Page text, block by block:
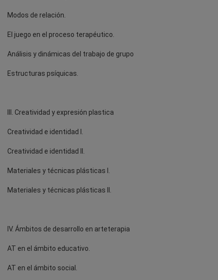
Modos de relación.
El juego en el proceso terapéutico.
Análisis y dinámicas del trabajo de grupo
Estructuras psíquicas.
III. Creatividad y expresión plastica
Creatividad e identidad I.
Creatividad e identidad II.
Materiales y técnicas plásticas I.
Materiales y técnicas plásticas II.
IV. Ámbitos de desarrollo en arteterapia
AT en el ámbito educativo.
AT en el ámbito social.